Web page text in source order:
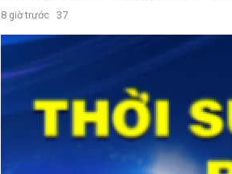
8 giờ trước 37